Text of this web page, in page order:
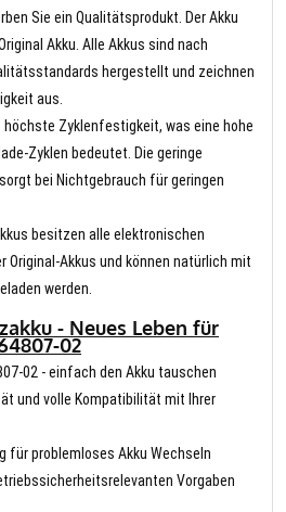
Sie ein Qualitätsprodukt. Der Akku
Akku. Alle Akkus sind nach
hergestellt und zeichnen
aus.
höchste Zyklenfestigkeit, was eine hohe
Zyklen bedeutet. Die geringe
bei Nichtgebrauch für geringen
besitzen alle elektronischen
Original-Akkus und können natürlich mit
werden.
- Neues Leben für
02
02 - einfach den Akku tauschen
und volle Kompatibilität mit Ihrer
für problemloses Akku Wechseln
Vorgaben